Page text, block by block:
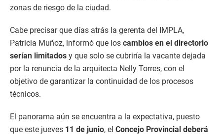
zonas de riesgo de la ciudad.
Cabe precisar que días atrás la gerenta del IMPLA,
Patricia Muñoz, informó que los cambios en el directorio
serían limitados y que solo se cubriría la vacante dejada
por la renuncia de la arquitecta Nelly Torres, con el
objetivo de garantizar la continuidad de los procesos
técnicos.
El panorama aún se encuentra a la expectativa, puesto
que este jueves 11 de junio, el Concejo Provincial deberá